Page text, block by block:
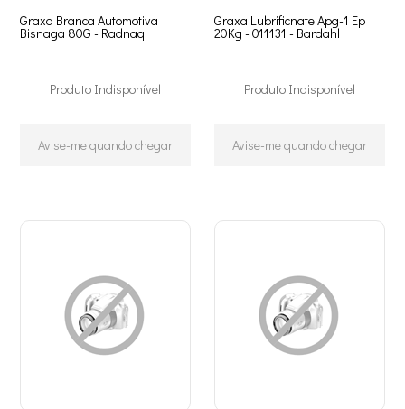
Graxa Branca Automotiva
Bisnaga 80G - Radnaq
Produto Indisponível
Avise-me quando chegar
Graxa Lubrificnate Apg-1 Ep
20Kg - 011131 - Bardahl
Produto Indisponível
Avise-me quando chegar